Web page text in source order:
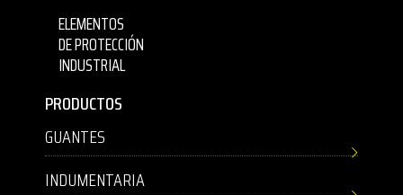
ELEMENTOS
DE PROTECCIÓN
INDUSTRIAL
PRODUCTOS
GUANTES
INDUMENTARIA